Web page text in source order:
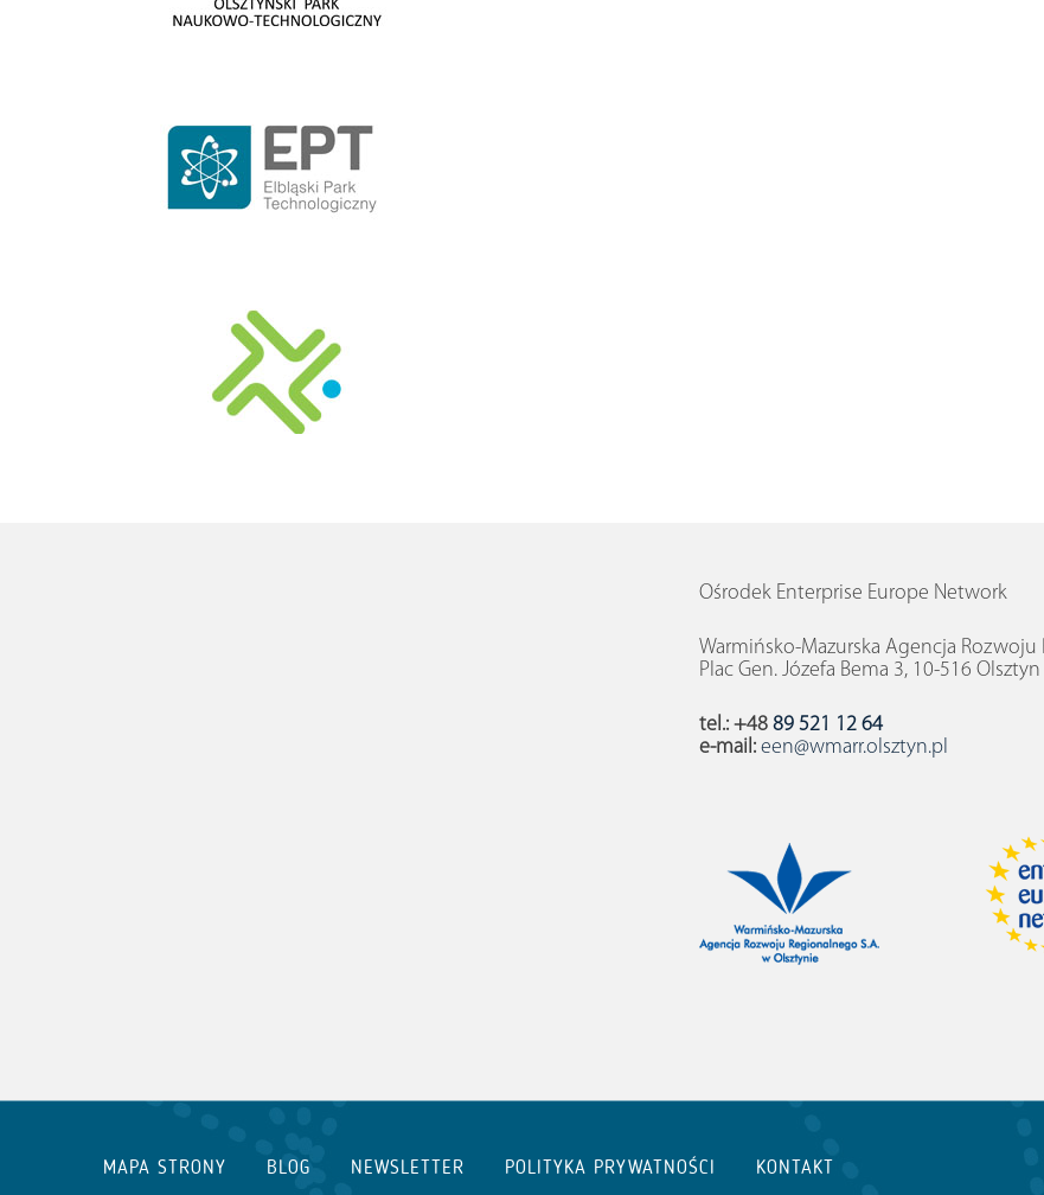
Ośrodek Enterprise Europe Network
Warmińsko-Mazurska Agencja
Plac Gen. Józefa Bema 3, 10-516 Olsztyn
tel.: +48 89 521 12 64
e-mail: een@wmarr.olsztyn.pl
MAPA STRONY BLOG NEWSLETTER POLITYKA PRYWATNOŚCI KONTAKT